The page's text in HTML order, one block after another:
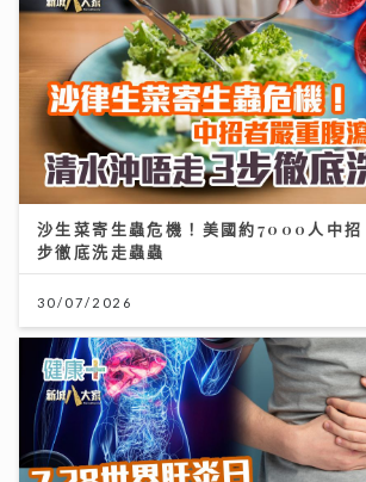
沙生菜寄生蟲危機！美國約7000人中招
步徹底洗走蟲蟲
30/07/2026